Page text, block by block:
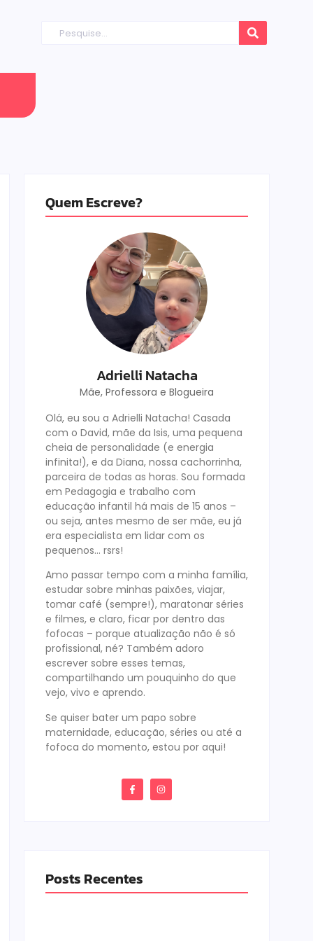
Quem Escreve?
Adrielli Natacha
Mãe, Professora e Blogueira
Olá, eu sou a Adrielli Natacha! Casada
com o David, mãe da Isis, uma pequena
cheia de personalidade (e energia
infinita!), e da Diana, nossa cachorrinha,
parceira de todas as horas. Sou formada
em Pedagogia e trabalho com
educação infantil há mais de 15 anos –
ou seja, antes mesmo de ser mãe, eu já
era especialista em lidar com os
pequenos… rsrs!
Amo passar tempo com a minha família,
estudar sobre minhas paixões, viajar,
tomar café (sempre!), maratonar séries
e filmes, e claro, ficar por dentro das
fofocas – porque atualização não é só
profissional, né? Também adoro
escrever sobre esses temas,
compartilhando um pouquinho do que
vejo, vivo e aprendo.
Se quiser bater um papo sobre
maternidade, educação, séries ou até a
fofoca do momento, estou por aqui!
Posts Recentes